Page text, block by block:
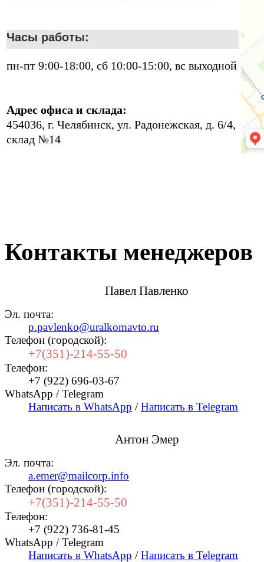
Часы работы:
пн-пт 9:00-18:00, сб 10:00-15:00, вс выходной
Адрес офиса и склада:
454036, г. Челябинск, ул. Радонежская, д. 6/4,
склад №14
Контакты менеджеров
Павел Павленко
Эл. почта:
p.pavlenko@uralkomavto.ru
Телефон (городской):
+7(351)-214-55-50
Телефон:
+7 (922) 696-03-67
WhatsApp / Telegram
Написать в WhatsApp /Написать в Telegram
Антон Эмер
Эл. почта:
a.emer@mailcorp.info
Телефон (городской):
+7(351)-214-55-50
Телефон:
+7 (922) 736-81-45
WhatsApp / Telegram
Написать в WhatsApp /Написать в Telegram